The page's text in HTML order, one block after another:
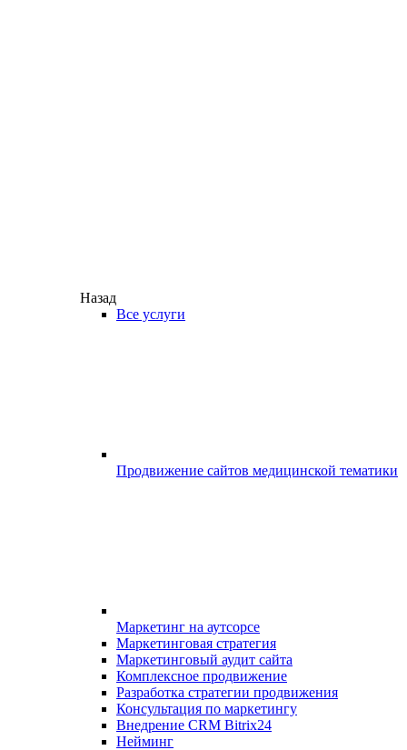
Назад
Все услуги
Продвижение сайтов медицинской тематики
Маркетинг на аутсорсе
Маркетинговая стратегия
Маркетинговый аудит сайта
Комплексное продвижение
Разработка стратегии продвижения
Консультация по маркетингу
Внедрение CRM Bitrix24
Нейминг